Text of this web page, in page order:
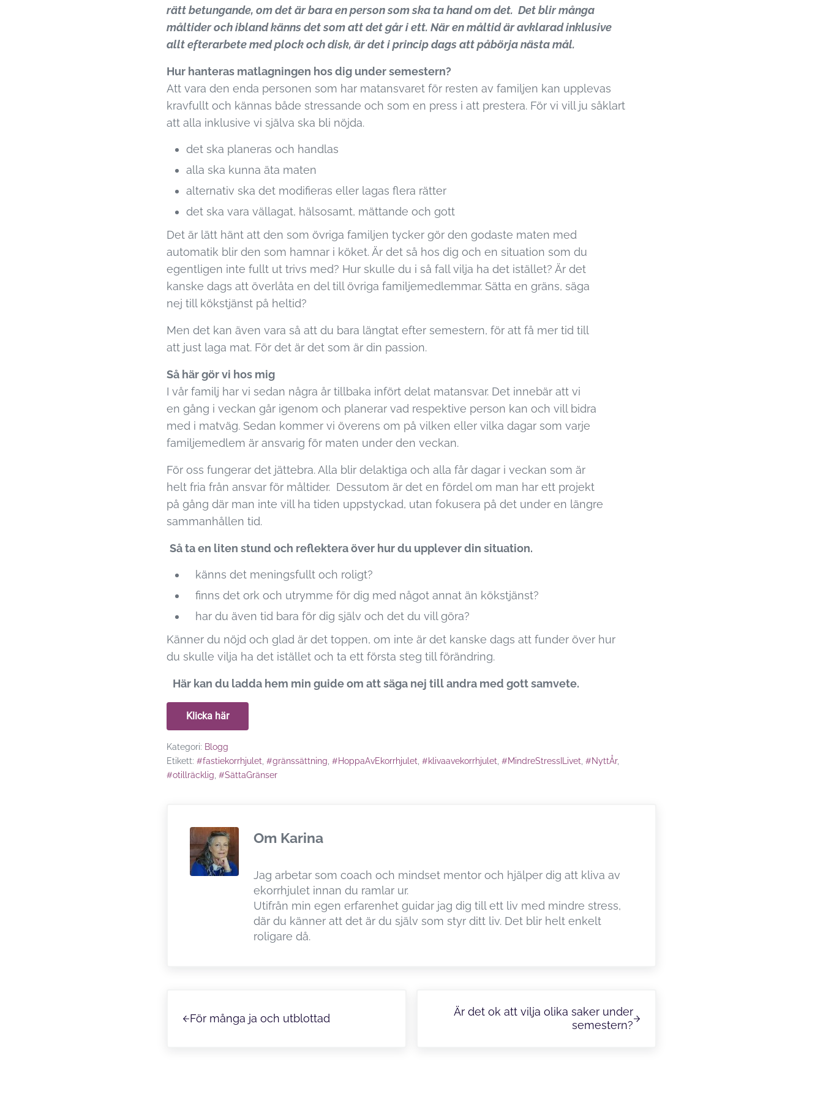
rätt betungande, om det är bara en person som ska ta hand om det. Det blir många
måltider och ibland känns det som att det går i ett. När en måltid är avklarad inklusive
allt efterarbete med plock och disk, är det i princip dags att påbörja nästa mål.
Hur hanteras matlagningen hos dig under semestern?
Att vara den enda personen som har matansvaret för resten av familjen kan upplevas
kravfullt och kännas både stressande och som en press i att prestera. För vi vill ju såklart
att alla inklusive vi själva ska bli nöjda.
det ska planeras och handlas
alla ska kunna äta maten
alternativ ska det modifieras eller lagas flera rätter
det ska vara vällagat, hälsosamt, mättande och gott
Det är lätt hänt att den som övriga familjen tycker gör den godaste maten med
automatik blir den som hamnar i köket. Är det så hos dig och en situation som du
egentligen inte fullt ut trivs med? Hur skulle du i så fall vilja ha det istället? Är det
kanske dags att överlåta en del till övriga familjemedlemmar. Sätta en gräns, säga
nej till kökstjänst på heltid?
Men det kan även vara så att du bara längtat efter semestern, för att få mer tid till
att just laga mat. För det är det som är din passion.
Så här gör vi hos mig
I vår familj har vi sedan några år tillbaka infört delat matansvar. Det innebär att vi
en gång i veckan går igenom och planerar vad respektive person kan och vill bidra
med i matväg. Sedan kommer vi överens om på vilken eller vilka dagar som varje
familjemedlem är ansvarig för maten under den veckan.
För oss fungerar det jättebra. Alla blir delaktiga och alla får dagar i veckan som är
helt fria från ansvar för måltider. Dessutom är det en fördel om man har ett projekt
på gång där man inte vill ha tiden uppstyckad, utan fokusera på det under en längre
sammanhållen tid.
Så ta en liten stund och reflektera över hur du upplever din situation.
känns det meningsfullt och roligt?
finns det ork och utrymme för dig med något annat än kökstjänst?
har du även tid bara för dig själv och det du vill göra?
Känner du nöjd och glad är det toppen, om inte är det kanske dags att funder över hur
du skulle vilja ha det istället och ta ett första steg till förändring.
Här kan du ladda hem min guide om att säga nej till andra med gott samvete.
Klicka här
Kategori: Blogg
Etikett: #fastiekorrhjulet #gränssättning #HoppaAvEkorrhjulet #klivaavekorrhjulet #MindreStressILivet #NyttÅr,
#otillräcklig #SättaGränser
Om Karina
Jag arbetar som coach och mindset mentor och hjälper dig att kliva av
ekorrhjulet innan du ramlar ur.
Utifrån min egen erfarenhet guidar jag dig till ett liv med mindre stress,
där du känner att det är du själv som styr ditt liv. Det blir helt enkelt
roligare då.
För många ja och utblottad
Är det ok att vilja olika saker under
semestern?